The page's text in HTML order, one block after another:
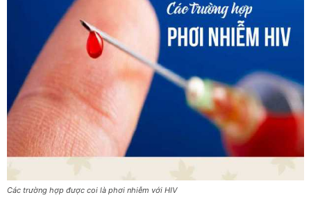
Các trường hợp được coi là phơi nhiễm với HIV